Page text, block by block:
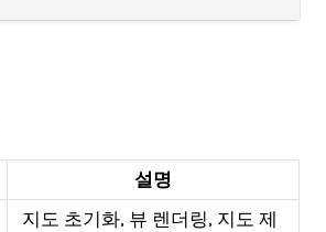
설명
지도 초기화, 뷰 렌더링, 지도 제